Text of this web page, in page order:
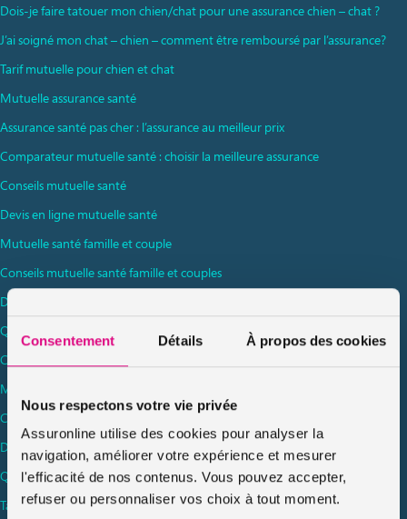
Consentement Détails À propos des cookies
Nous respectons votre vie privée
Assuronline utilise des cookies pour analyser la
navigation, améliorer votre expérience et mesurer
l'efficacité de nos contenus. Vous pouvez accepter,
refuser ou personnaliser vos choix à tout moment.
Dois-je faire tatouer mon chien/chat pour une assurance chien – chat ?
J’ai soigné mon chat – chien – comment être remboursé par l’assurance?
Tarif mutuelle pour chien et chat
Mutuelle assurance santé
Assurance santé pas cher : l’assurance au meilleur prix
Comparateur mutuelle santé : choisir la meilleure assurance
Conseils mutuelle santé
Devis en ligne mutuelle santé
Mutuelle santé famille et couple
Conseils mutuelle santé famille et couples
Devis en ligne mutuelle santé famille et couple
Questions Réponses : garanties mutuelle famille couple
Comment bien choisir sa mutuelle familiale ?
Mutuelle santé étudiante
Conseils mutuelle santé étudiante
Devis en ligne mutuelle santé étudiante
Questions / réponses garanties mutuelle étudiant
Tarif mutuelle étudiante